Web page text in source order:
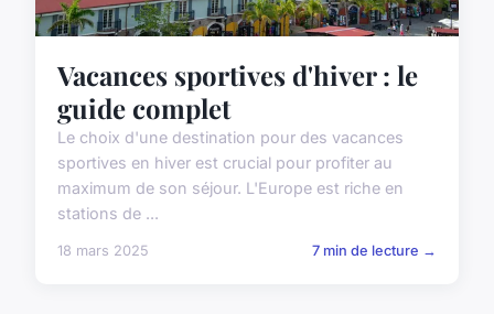
Vacances sportives d'hiver : le
guide complet
Le choix d'une destination pour des vacances
sportives en hiver est crucial pour profiter au
maximum de son séjour. L'Europe est riche en
stations de ...
18 mars 2025 7 min de lecture →